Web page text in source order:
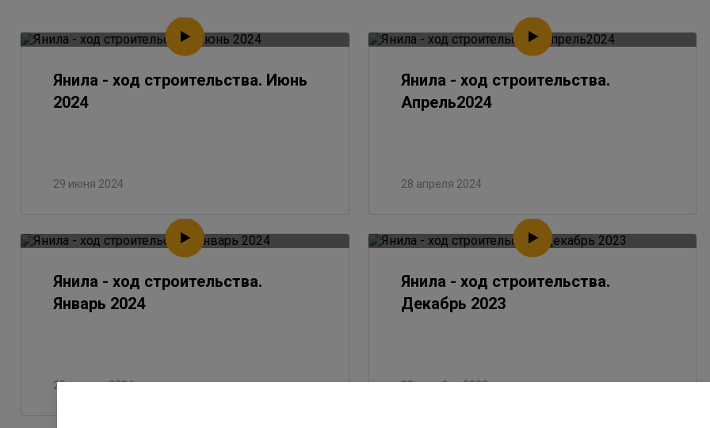
Янила - ход строительства. Июнь
2024
29 июня 2024
Янила - ход строительства.
Апрель2024
28 апреля 2024
Янила - ход строительства.
Январь 2024
28 января 2024
Янила - ход строительства.
Декабрь 2023
28 декабря 2023